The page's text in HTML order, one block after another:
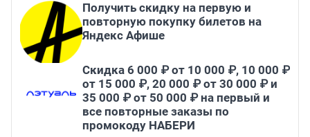
Получить скидку на первую и
повторную покупку билетов на
Яндекс Афише
Скидка 6 000 ₽ от 10 000 ₽, 10 000 ₽
от 15 000 ₽, 20 000 ₽ от 30 000 ₽ и
35 000 ₽ от 50 000 ₽ на первый и
все повторные заказы по
промокоду НАБЕРИ